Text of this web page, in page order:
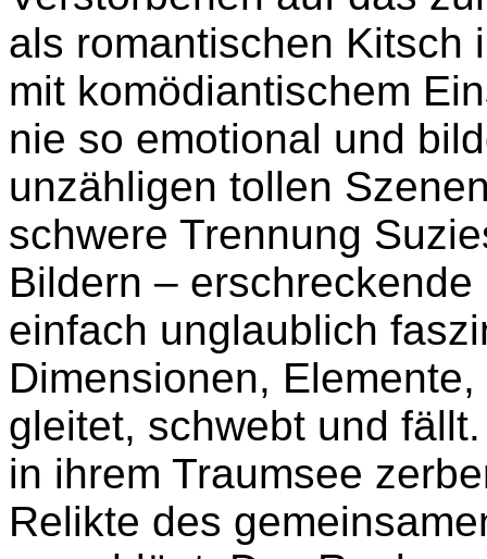
als romantischen Kitsch
mit komödiantischem
nie so emotional und
unzähligen tollen
schwere Trennung
Bildern –
einfach unglaublich
Dimensionen,
gleitet, schwebt und
in ihrem Traumsee
Relikte des